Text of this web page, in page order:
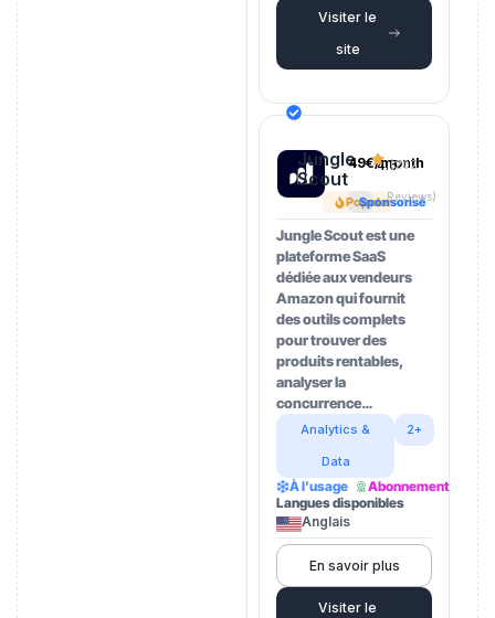
Visiter le
site
Jungle
Scout
Popular
Sponsorisé
49€/month
4.5(202
Reviews)
Jungle Scout est une
plateforme SaaS
dédiée aux vendeurs
Amazon qui fournit
des outils complets
pour trouver des
produits rentables,
analyser la
concurrence…
Analytics &
Data
2+
À l’usage
Abonnement
Langues disponibles
Anglais
En savoir plus
Visiter le